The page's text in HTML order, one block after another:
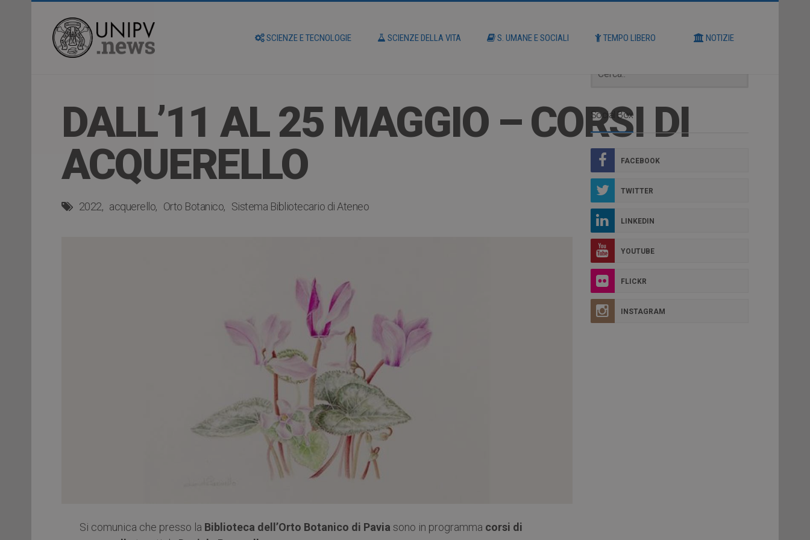
SCIENZE E TECNOLOGIE SCIENZE DELLA VITA S. UMANE E SOCIALI TEMPO LIBERO NOTIZIE
DALL’11 AL 25 MAGGIO – CORSI DI
ACQUERELLO
2022 acquerello Orto Botanico Sistema Bibliotecario di Ateneo
Si comunica che presso la Biblioteca dell’Orto Botanico di Pavia sono in programma corsi di
Social Box
FACEBOOK
TWITTER
LINKEDIN
YOUTUBE
FLICKR
INSTAGRAM